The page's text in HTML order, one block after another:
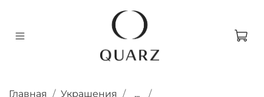
Главная Украшения
...